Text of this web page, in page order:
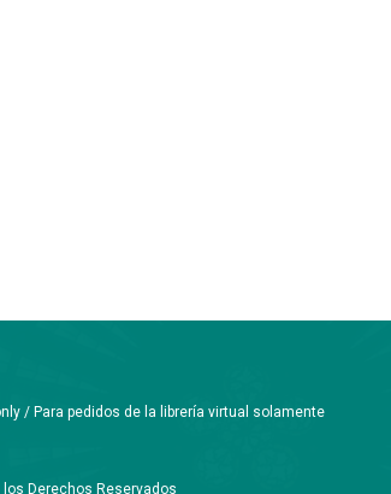
only / Para pedidos de la librería virtual solamente
Derechos Reservados